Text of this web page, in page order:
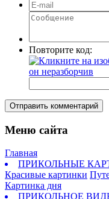
Повторите код:
Отправить комментарий
Меню сайта
Главная
ПРИКОЛЬНЫЕ
Красивые картинки
Картинка дня
ПРИКОЛЬНОЕ